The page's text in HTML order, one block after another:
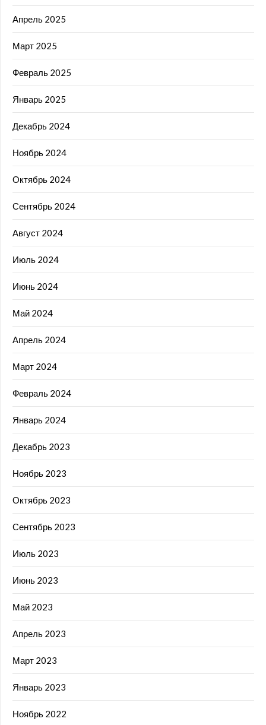
Апрель 2025
Март 2025
Февраль 2025
Январь 2025
Декабрь 2024
Ноябрь 2024
Октябрь 2024
Сентябрь 2024
Август 2024
Июль 2024
Июнь 2024
Май 2024
Апрель 2024
Март 2024
Февраль 2024
Январь 2024
Декабрь 2023
Ноябрь 2023
Октябрь 2023
Сентябрь 2023
Июль 2023
Июнь 2023
Май 2023
Апрель 2023
Март 2023
Январь 2023
Ноябрь 2022